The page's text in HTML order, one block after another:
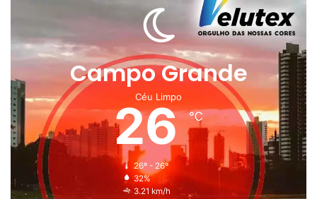
Campo Grande
Céu Limpo
26℃
26º - 26º
32%
3.21 km/h